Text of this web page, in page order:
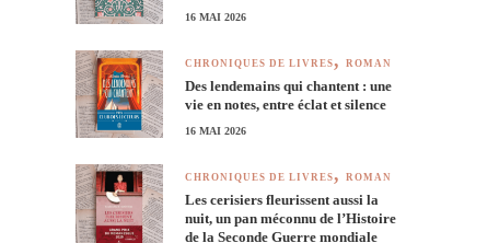
16 MAI 2026
CHRONIQUES DE LIVRES ROMAN
Des lendemains qui chantent : une
vie en notes, entre éclat et silence
16 MAI 2026
CHRONIQUES DE LIVRES ROMAN
Les cerisiers fleurissent aussi la
nuit, un pan méconnu de l’Histoire
de la Seconde Guerre mondiale